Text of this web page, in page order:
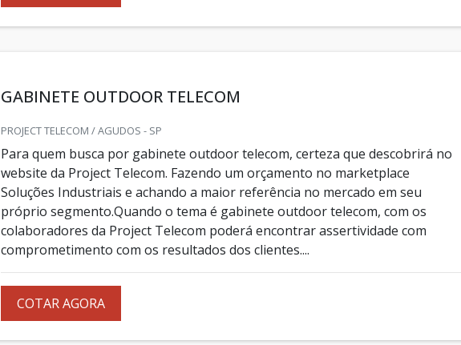
GABINETE OUTDOOR TELECOM
PROJECT TELECOM / AGUDOS - SP
Para quem busca por gabinete outdoor telecom, certeza que descobrirá no
website da Project Telecom. Fazendo um orçamento no marketplace
Soluções Industriais e achando a maior referência no mercado em seu
próprio segmento.Quando o tema é gabinete outdoor telecom, com os
colaboradores da Project Telecom poderá encontrar assertividade com
comprometimento com os resultados dos clientes....
COTAR AGORA